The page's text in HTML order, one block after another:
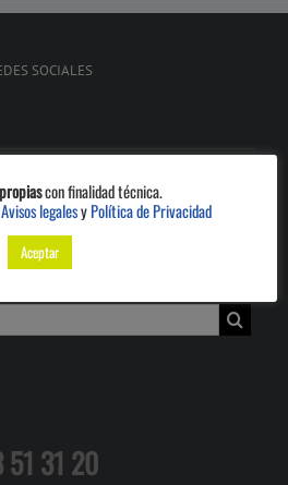
SOCIALES
51 31 20
con finalidad técnica.
Avisos legalesyPolítica de Privacidad
Aceptar